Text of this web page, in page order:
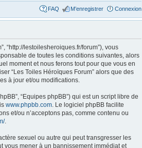
FAQ M’enregistrer Connexion
“http://lestoilesheroiques.fr/forum”), vous
de toutes les conditions suivantes, alors
moment et nous ferons tout pour que vous en
“Les Toiles Héroïques Forum” alors que des
à jour et/ou modifications.
“Equipes phpBB”) qui est un script libre de
www.phpbb.com. Le logiciel phpBB facilite
et/ou n’acceptons pas, comme contenu ou
.
sexuel ou autre qui peut transgresser les
vous mener à un bannissement immédiat et